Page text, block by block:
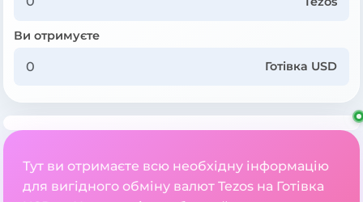
Ви отримуєте
Готівка USD
Тут ви отримаєте всю необхідну інформацію
для вигідного обміну валют Tezos на Готівка